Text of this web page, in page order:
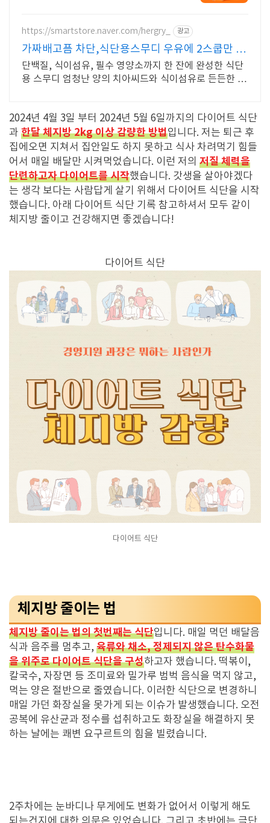
https://smartstore.naver.com/hergry_ 광고
가짜배고픔 차단,식단용스무디 우유에 2스쿱만 넣
으면 완성
단백질, 식이섬유, 필수 영양소까지 한 잔에 완성한 식단
용 스무디 엄청난 양의 치아씨드와 식이섬유로 든든한 만
2024년 4월 3일 부터 2024년 5월 6일까지의 다이어트 식단
과 한달 체지방 2kg 이상 감량한 방법입니다. 저는 퇴근 후
집에오면 지쳐서 집안일도 하지 못하고 식사 차려먹기 힘들
어서 매일 배달만 시켜먹었습니다. 이런 저의 저질 체력을
단련하고자 다이어트를 시작했습니다. 갓생을 살아야겠다
는 생각 보다는 사람답게 살기 위해서 다이어트 식단을 시작
했습니다. 아래 다이어트 식단 기록 참고하셔서 모두 같이
체지방 줄이고 건강해지면 좋겠습니다!
다이어트 식단
다이어트 식단
체지방 줄이는 법
체지방 줄이는 법의 첫번째는 식단입니다. 매일 먹던 배달음
식과 음주를 멈추고, 육류와 채소, 정제되지 않은 탄수화물
을 위주로 다이어트 식단을 구성하고자 했습니다. 떡볶이,
칼국수, 자장면 등 조미료와 밀가루 범벅 음식을 먹지 않고,
먹는 양은 절반으로 줄였습니다. 이러한 식단으로 변경하니
매일 가던 화장실을 못가게 되는 이슈가 발생했습니다. 오전
공복에 유산균과 정수를 섭취하고도 화장실을 해결하지 못
하는 날에는 쾌변 요구르트의 힘을 빌렸습니다.
2주차에는 눈바디나 무게에도 변화가 없어서 이렇게 해도